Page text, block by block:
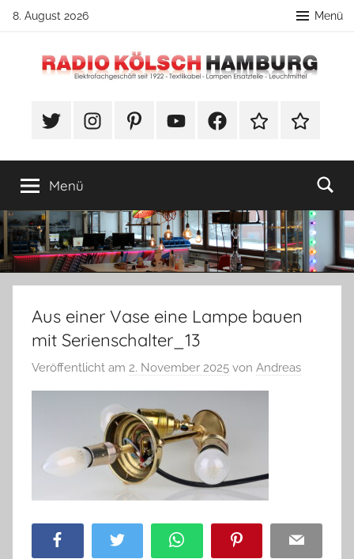
Zum
springen
8. August 2026 Menü
Radio
Hamburg
Lampenbau
#TwitterInstagramPinterestYouTubeFacebookTikTok Webshop
Menü
Aus einer Vase eine Lampe bauen
mit Serienschalter_13
Veröffentlicht am 2. November 2025 von Andreas
Facebook Twitter WhatsApp Pinterest Email